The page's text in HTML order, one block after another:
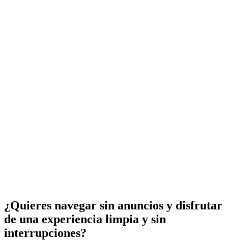
¿Quieres navegar sin anuncios y disfrutar
de una experiencia limpia y sin
interrupciones?